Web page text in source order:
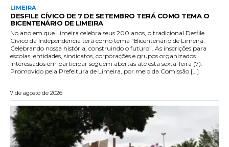
LIMEIRA
DESFILE CÍVICO DE 7 DE SETEMBRO TERÁ COMO TEMA O
BICENTENÁRIO DE LIMEIRA
No ano em que Limeira celebra seus 200 anos, o tradicional Desfile
Cívico da Independência terá como tema “Bicentenário de Limeira:
Celebrando nossa história, construindo o futuro”. As inscrições para
escolas, entidades, sindicatos, corporações e grupos organizados
interessados em participar seguem abertas até esta sexta-feira (7).
Promovido pela Prefeitura de Limeira, por meio da Comissão […]
7 de agosto de 2026